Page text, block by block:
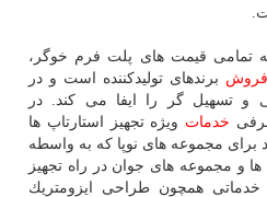
كه تمامی قیمت های پلت فرم خوگر،
فروش برندهای تولیدكننده است و در
و تسهیل گر را ایفا می كند. در
خدمات ویژه تجهیز استارتاپ ها
برای مجموعه های نوپا كه به واسطه
ها و مجموعه های جوان در راه تجهیز
همچون طراحی ایزومتریك